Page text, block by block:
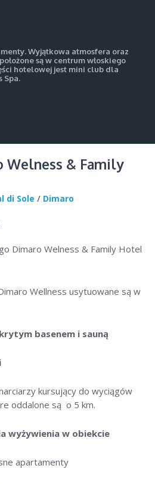
Wyjątkowa atmosfera oraz
są w centrum włoskiego
hotelowej jest mini club dla
Spa.
Welness & Family
di Sole / Dimaro
Dimaro Welness & Family Hotel
Wellness usytuowane są w
basenem i sauną
kursujący do wyciągów
oddalone są o 5 km.
wyżywienia w obiekcie
apartamenty